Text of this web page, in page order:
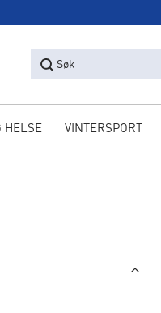
Søk
HELSE VINTERSPORT